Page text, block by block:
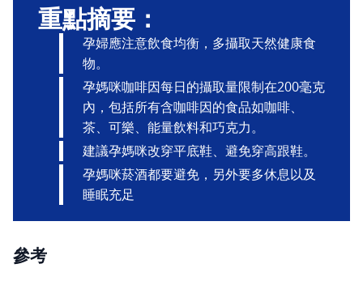
重點摘要：
孕婦應注意飲食均衡，多攝取天然健康食
物。
孕媽咪咖啡因每日的攝取量限制在200毫克
內，包括所有含咖啡因的食品如咖啡、
茶、可樂、能量飲料和巧克力。
建議孕媽咪改穿平底鞋、避免穿高跟鞋。
孕媽咪菸酒都要避免，另外要多休息以及
睡眠充足
參考